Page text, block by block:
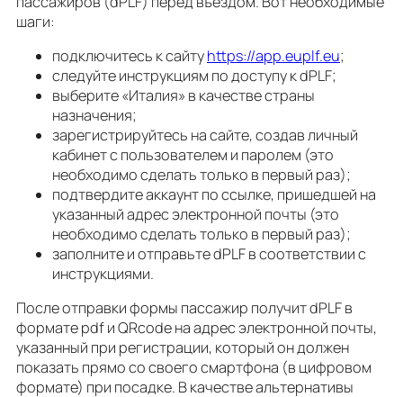
шаги:
подключитесь к сайтуhttps://app.euplf.eu;
следуйте инструкциям по доступу к dPLF;
выберите «Италия» в качестве страны
назначения;
зарегистрируйтесь на сайте, создав личный
кабинет с пользователем и паролем (это
необходимо сделать только в первый раз);
подтвердите аккаунт по ссылке, пришедшей на
указанный адрес электронной почты (это
необходимо сделать только в первый раз);
заполните и отправьте dPLF в соответствии с
инструкциями.
После отправки формы пассажир получит dPLF в
формате pdf и QRcode на адрес электронной почты,
указанный при регистрации, который он должен
показать прямо со своего смартфона (в цифровом
формате) при посадке. В качестве альтернативы